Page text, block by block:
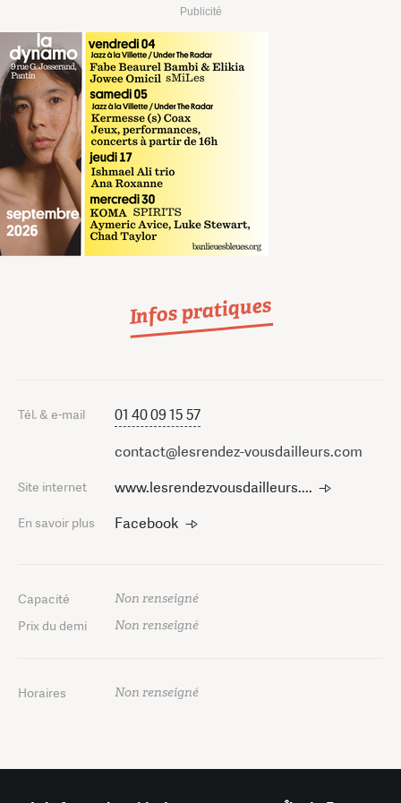
Publicité
Infos pratiques
Tél. & e-mail
01 40 09 15 57
contact@lesrendez-vousdailleurs.com
Site internet www.lesrendezvousdailleurs....
En savoir plus Facebook
Capacité Non renseigné
Prix du demi Non renseigné
Horaires Non renseigné